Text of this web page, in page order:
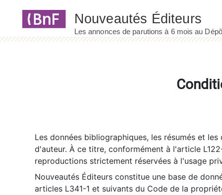
Les données bibliographiques, les résumés et
d'auteur. À ce titre, conformément à l'article
reproductions strictement réservées à l'usage
Nouveautés Éditeurs constitue une base de
articles L341-1 et suivants du Code de la